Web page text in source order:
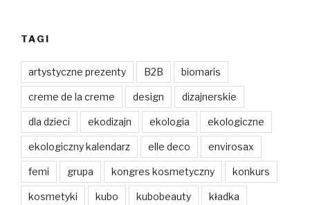
TAGI
artystyczne prezenty B2B biomaris
creme de la creme design dizajnerskie
dla dzieci ekodizajn ekologia ekologiczne
ekologiczny kalendarz elle deco envirosax
femi grupa kongres kosmetyczny konkurs
kosmetyki kubo kubobeauty kładka